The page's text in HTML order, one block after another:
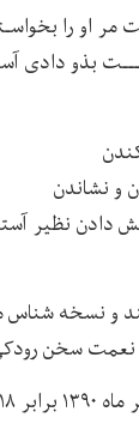
مر او را
بذو دادی
و نشاندن
دادن نظیر
و نسخه
نعمت سخن